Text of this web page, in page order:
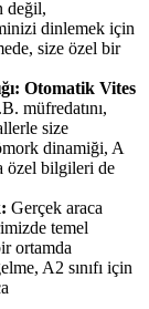
değil,
dinlemek için
size özel bir
Otomatik Vites
müfredatını,
size
dinamiği, A
özel bilgileri de
Gerçek araca
temel
ortamda
A2 sınıfı için